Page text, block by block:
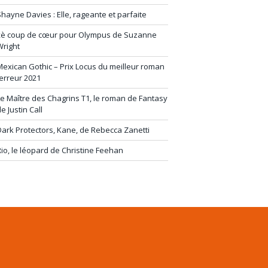
Davies : Elle, rageante et parfaite
coup de cœur pour Olympus de Suzanne
Gothic – Prix Locus du meilleur roman
2021
Maître des Chagrins T1, le roman de Fantasy
Justin Call
Protectors, Kane, de Rebecca Zanetti
le léopard de Christine Feehan